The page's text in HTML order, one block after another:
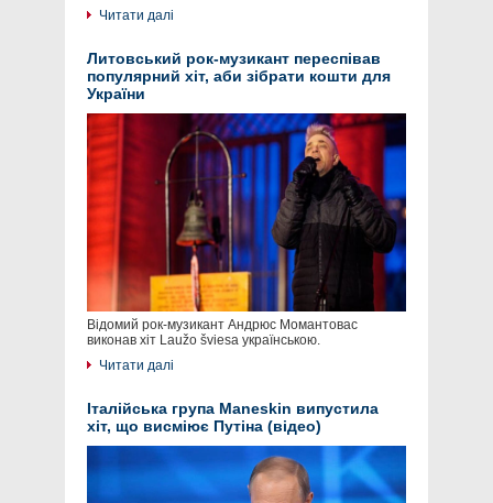
Читати далі
Литовський рок-музикант переспівав
популярний хіт, аби зібрати кошти для
України
Відомий рок-музикант Андрюс Момантовас
виконав хіт Laužo šviesa українською.
Читати далі
Італійська група Maneskin випустила
хіт, що висміює Путіна (відео)